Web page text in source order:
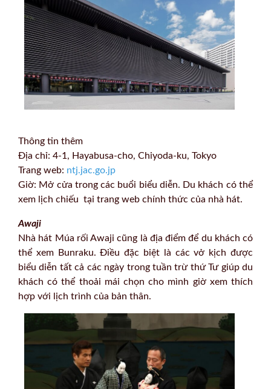
Thông tin thêm
Địa chỉ: 4-1, Hayabusa-cho, Chiyoda-ku, Tokyo
Trang web: ntj.jac.go.jp
Giờ: Mở cửa trong các buổi biểu diễn. Du khách có thể
xem lịch chiếu tại trang web chính thức của nhà hát.
Awaji
Nhà hát Múa rối Awaji cũng là địa điểm để du khách có
thể xem Bunraku. Điều đặc biệt là các vở kịch được
biểu diễn tất cả các ngày trong tuần trừ thứ Tư giúp du
khách có thể thoải mái chọn cho mình giờ xem thích
hợp với lịch trình của bản thân.